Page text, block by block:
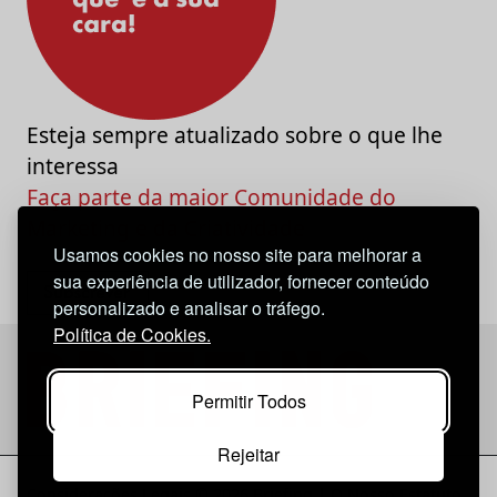
Usamos cookies no nosso site para melhorar a
sua experiência de utilizador, fornecer conteúdo
personalizado e analisar o tráfego.
Política de Cookies.
Permitir Todos
Rejeitar
Esteja sempre atualizado sobre o que lhe
interessa
Faça parte da maior Comunidade do